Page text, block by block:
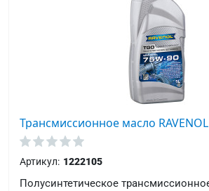
Трансмиссионное масло
Артикул: 1222105
Полусинтетическое